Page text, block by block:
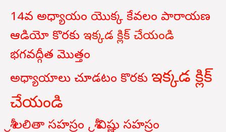
14వ అధ్యాయం యొక్క కేవలం పారాయణ
ఆడియో కొరకు ఇక్కడ క్లిక్ చేయండి
భగవద్గీత మొత్తం
అధ్యాయాలు చూడటం కొరకు ఇక్కడ క్లిక్
చేయండి
శ్రీ లలితా సహస్రం , శ్రీ విష్ణు సహస్రం